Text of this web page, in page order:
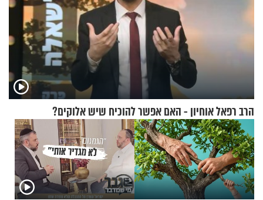
הרב רפאל אוחיון - האם אפשר להוכיח שיש אלוקים?